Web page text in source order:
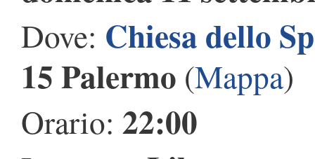
Dove: Chiesa dello
15 Palermo (Mappa)
Orario: 22:00